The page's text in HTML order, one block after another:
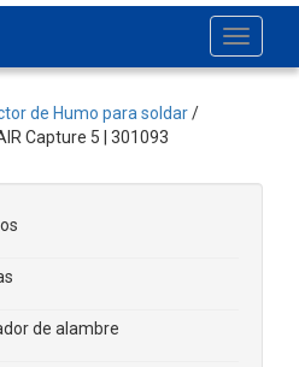
Toggle
de Humo para soldar/
Capture 5 | 301093
de alambre